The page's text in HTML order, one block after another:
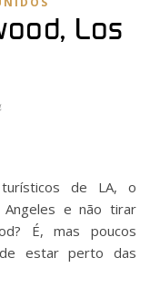
Los
e não tirar
É, mas poucos
estar perto das